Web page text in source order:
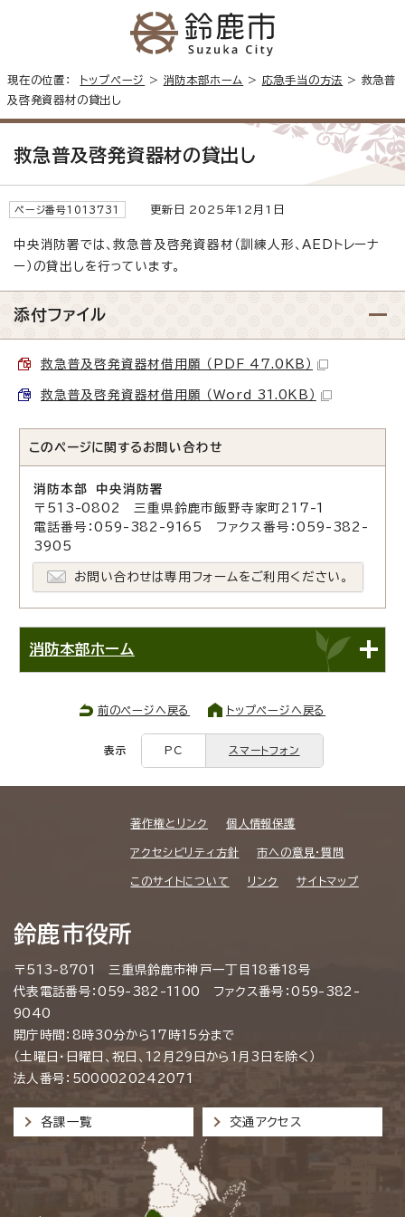
現在の位置： トップページ > 消防本部ホーム > 応急手当の方法 > 救急普
及啓発資器材の貸出し
救急普及啓発資器材の貸出し
ページ番号1013731 更新日 2025年12月1日
中央消防署では、救急普及啓発資器材（訓練人形、AEDトレーナ
ー）の貸出しを行っています。
添付ファイル
救急普及啓発資器材借用願 （PDF 47.0KB）
救急普及啓発資器材借用願 （Word 31.0KB）
このページに関する お問い合わせ
消防本部 中央消防署
〒513-0802 三重県鈴鹿市飯野寺家町217-1
電話番号：059-382-9165 ファクス番号：059-382-
3905
お問い合わせは専用フォームをご利用ください。
消防本部ホーム
前のページへ戻る トップページへ戻る
表示 PC スマートフォン
著作権とリンク 個人情報保護
アクセシビリティ方針 市への意見・質問
このサイトについて リンク サイトマップ
鈴鹿市役所
〒513-8701 三重県鈴鹿市神戸一丁目18番18号
代表電話番号：059-382-1100 ファクス番号：059-382-
9040
開庁時間：8時30分から17時15分まで
（土曜日・日曜日、祝日、12月29日から1月3日を除く）
法人番号：5000020242071
各課一覧 交通アクセス